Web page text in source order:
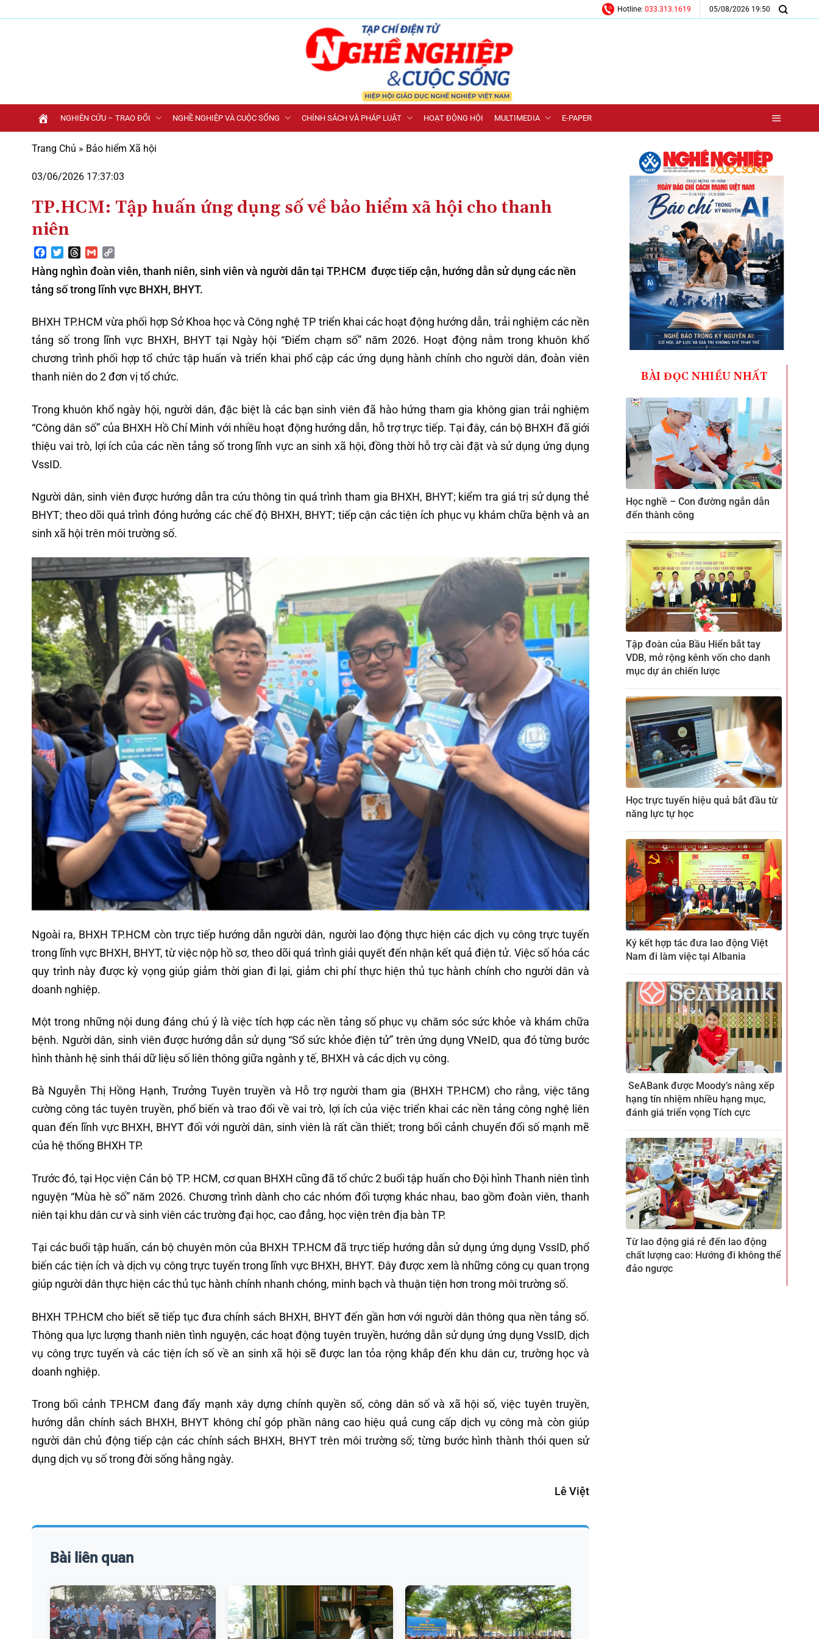
qua
Hotline: 033.313.1619 05/08/2026 19:50
NGHIÊN CỨU – TRAO ĐỔI NGHỀ NGHIỆP VÀ CUỘC SỐNG CHÍNH SÁCH VÀ PHÁP LUẬT HOẠT ĐỘNG HỘI MULTIMEDIA E-PAPER
Trang Chủ » Bảo hiểm Xã hội
03/06/2026 17:37:03
TP.HCM: Tập huấn ứng dụng số về bảo hiểm xã hội cho thanh
niên
Facebook
TwitterThreads
Gmail
Link
Hàng nghìn đoàn viên, thanh niên, sinh viên và người dân tại TP.HCM được tiếp cận, hướng dẫn sử dụng các nền
tảng số trong lĩnh vực BHXH, BHYT.
BHXH TP.HCM vừa phối hợp Sở Khoa học và Công nghệ TP triển khai các hoạt động hướng dẫn, trải nghiệm các nền
tảng số trong lĩnh vực BHXH, BHYT tại Ngày hội “Điểm chạm số” năm 2026. Hoạt động nằm trong khuôn khổ
chương trình phối hợp tổ chức tập huấn và triển khai phổ cập các ứng dụng hành chính cho người dân, đoàn viên
thanh niên do 2 đơn vị tổ chức.
Trong khuôn khổ ngày hội, người dân, đặc biệt là các bạn sinh viên đã hào hứng tham gia không gian trải nghiệm
“Công dân số” của BHXH Hồ Chí Minh với nhiều hoạt động hướng dẫn, hỗ trợ trực tiếp. Tại đây, cán bộ BHXH đã giới
thiệu vai trò, lợi ích của các nền tảng số trong lĩnh vực an sinh xã hội, đồng thời hỗ trợ cài đặt và sử dụng ứng dụng
VssID.
Người dân, sinh viên được hướng dẫn tra cứu thông tin quá trình tham gia BHXH, BHYT; kiểm tra giá trị sử dụng thẻ
BHYT; theo dõi quá trình đóng hưởng các chế độ BHXH, BHYT; tiếp cận các tiện ích phục vụ khám chữa bệnh và an
sinh xã hội trên môi trường số.
Ngoài ra, BHXH TP.HCM còn trực tiếp hướng dẫn người dân, người lao động thực hiện các dịch vụ công trực tuyến
trong lĩnh vực BHXH, BHYT, từ việc nộp hồ sơ, theo dõi quá trình giải quyết đến nhận kết quả điện tử. Việc số hóa các
quy trình này được kỳ vọng giúp giảm thời gian đi lại, giảm chi phí thực hiện thủ tục hành chính cho người dân và
doanh nghiệp.
Một trong những nội dung đáng chú ý là việc tích hợp các nền tảng số phục vụ chăm sóc sức khỏe và khám chữa
bệnh. Người dân, sinh viên được hướng dẫn sử dụng “Sổ sức khỏe điện tử” trên ứng dụng VNeID, qua đó từng bước
hình thành hệ sinh thái dữ liệu số liên thông giữa ngành y tế, BHXH và các dịch vụ công.
Bà Nguyễn Thị Hồng Hạnh, Trưởng Tuyên truyền và Hỗ trợ người tham gia (BHXH TP.HCM) cho rằng, việc tăng
cường công tác tuyên truyền, phổ biến và trao đổi về vai trò, lợi ích của việc triển khai các nền tảng công nghệ liên
quan đến lĩnh vực BHXH, BHYT đối với người dân, sinh viên là rất cần thiết; trong bối cảnh chuyển đổi số mạnh mẽ
của hệ thống BHXH TP.
Trước đó, tại Học viện Cán bộ TP. HCM, cơ quan BHXH cũng đã tổ chức 2 buổi tập huấn cho Đội hình Thanh niên tình
nguyện “Mùa hè số” năm 2026. Chương trình dành cho các nhóm đối tượng khác nhau, bao gồm đoàn viên, thanh
niên tại khu dân cư và sinh viên các trường đại học, cao đẳng, học viện trên địa bàn TP.
Tại các buổi tập huấn, cán bộ chuyên môn của BHXH TP.HCM đã trực tiếp hướng dẫn sử dụng ứng dụng VssID, phổ
biến các tiện ích và dịch vụ công trực tuyến trong lĩnh vực BHXH, BHYT. Đây được xem là những công cụ quan trọng
giúp người dân thực hiện các thủ tục hành chính nhanh chóng, minh bạch và thuận tiện hơn trong môi trường số.
BHXH TP.HCM cho biết sẽ tiếp tục đưa chính sách BHXH, BHYT đến gần hơn với người dân thông qua nền tảng số.
Thông qua lực lượng thanh niên tình nguyện, các hoạt động tuyên truyền, hướng dẫn sử dụng ứng dụng VssID, dịch
vụ công trực tuyến và các tiện ích số về an sinh xã hội sẽ được lan tỏa rộng khắp đến khu dân cư, trường học và
doanh nghiệp.
Trong bối cảnh TP.HCM đang đẩy mạnh xây dựng chính quyền số, công dân số và xã hội số, việc tuyên truyền,
hướng dẫn chính sách BHXH, BHYT không chỉ góp phần nâng cao hiệu quả cung cấp dịch vụ công mà còn giúp
người dân chủ động tiếp cận các chính sách BHXH, BHYT trên môi trường số; từng bước hình thành thói quen sử
dụng dịch vụ số trong đời sống hằng ngày.
Lê Việt
Bài liên quan
BÀI ĐỌC NHIỀU NHẤT
Học nghề – Con đường ngắn dẫn
đến thành công
Tập đoàn của Bầu Hiển bắt tay
VDB, mở rộng kênh vốn cho danh
mục dự án chiến lược
Học trực tuyến hiệu quả bắt đầu từ
năng lực tự học
Ký kết hợp tác đưa lao động Việt
Nam đi làm việc tại Albania
SeABank được Moody’s nâng xếp
hạng tín nhiệm nhiều hạng mục,
đánh giá triển vọng Tích cực
Từ lao động giá rẻ đến lao động
chất lượng cao: Hướng đi không thể
đảo ngược